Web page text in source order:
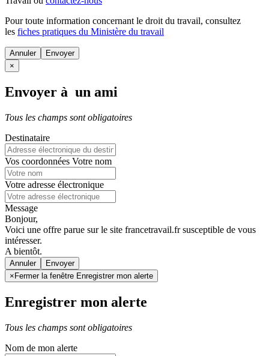
Pour toute information concernant le droit du travail, consultez
les fiches pratiques du Ministère du travail
Annuler
×
Envoyer à un ami
Tous les champs sont obligatoires
Destinataire
Vos coordonnées Votre nom
Votre adresse électronique
Message
Bonjour,
Voici une offre parue sur le site francetravail.fr susceptible de vous
intéresser.
A bientôt.
Annuler
× Fermer la fenêtre Enregistrer mon alerte
Enregistrer mon alerte
Tous les champs sont obligatoires
Nom de mon alerte